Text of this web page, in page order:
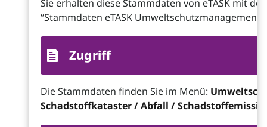
Sie erhalten diese Stammdaten von eTASK mit
“Stammdaten eTASK Umweltschutzmanagement”
Zugriff
Die Stammdaten finden Sie im Menü:
Schadstoffkataster / Abfall /